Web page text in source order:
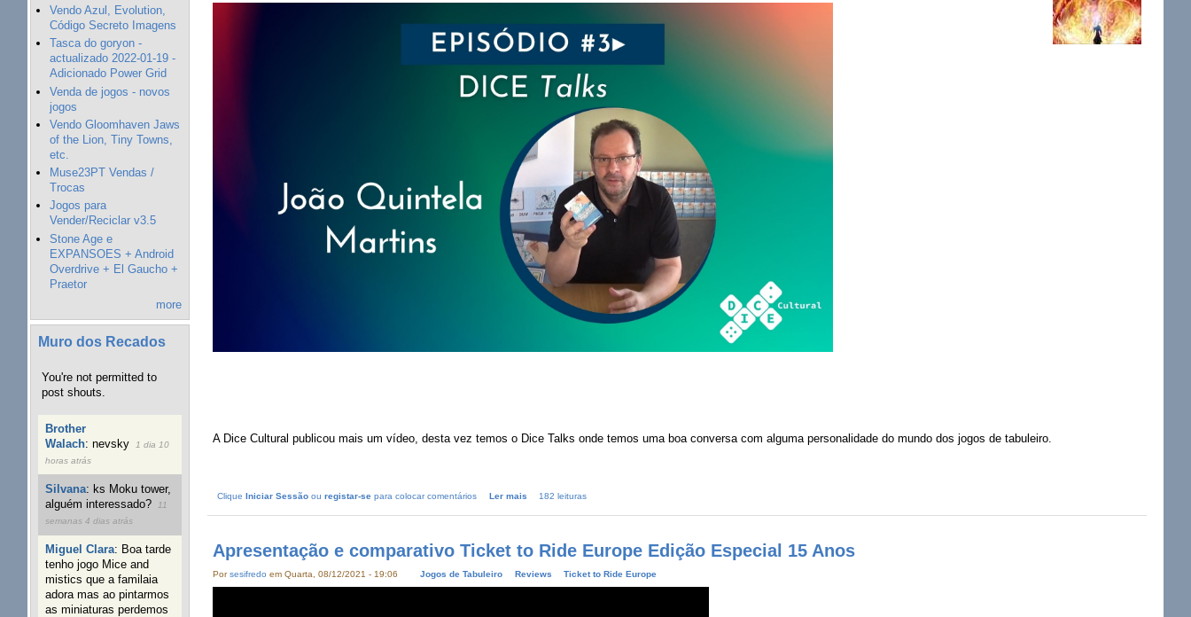
Vendo Azul, Evolution,
Código Secreto Imagens
Tasca do goryon -
actualizado 2022-01-19 -
Adicionado Power Grid
Venda de jogos - novos
jogos
Vendo Gloomhaven Jaws
of the Lion, Tiny Towns,
etc.
Muse23PT Vendas /
Trocas
Jogos para
Vender/Reciclar v3.5
Stone Age e
EXPANSOES + Android
Overdrive + El Gaucho +
Praetor
more
Muro dos Recados
You're not permitted to
post shouts.
Brother
Walach: nevsky
1 dia 10
horas atrás
Silvana: ks Moku tower,
alguém interessado?
11
semanas 4 dias atrás
Miguel Clara: Boa tarde
tenho jogo Mice and
mistics que a familaia
adora mas ao pintarmos
as miniaturas perdemos
A Dice Cultural publicou mais um vídeo, desta vez temos o Dice Talks onde temos uma boa conversa com alguma personalidade do mundo dos jogos de tabuleiro.
CliqueIniciar Sessão ouregistar-se para colocar comentários Ler mais 182 leituras
Apresentação e comparativo Ticket to Ride Europe Edição Especial 15 Anos
Porsesifredo em Quarta, 08/12/2021 - 19:06 Jogos de Tabuleiro Reviews Ticket to Ride Europe